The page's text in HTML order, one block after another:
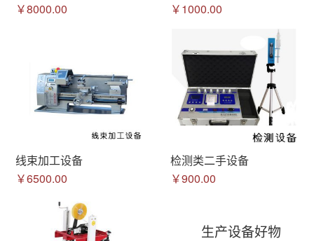
￥8000.00
￥1000.00
线束加工设备
￥6500.00
检测类二手设备
￥900.00
生产设备好物